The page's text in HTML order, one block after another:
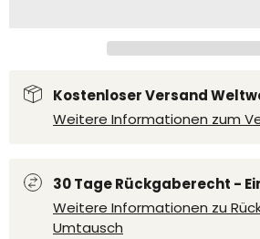
Kostenloser Versand
Weitere Informationen zum
30 Tage Rückgaberecht -
Weitere Informationen zu
Umtausch